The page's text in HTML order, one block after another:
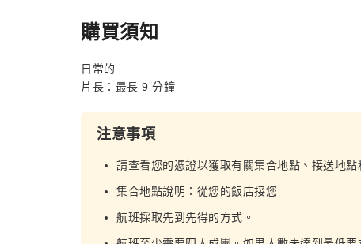
購買須知
日常的
片長：最長 9 分鐘
注意事項
請查看您的憑證以獲取有關集合地點、接送地點
集合地點說明：從您的飯店接您
航班採取先到先得的方式。